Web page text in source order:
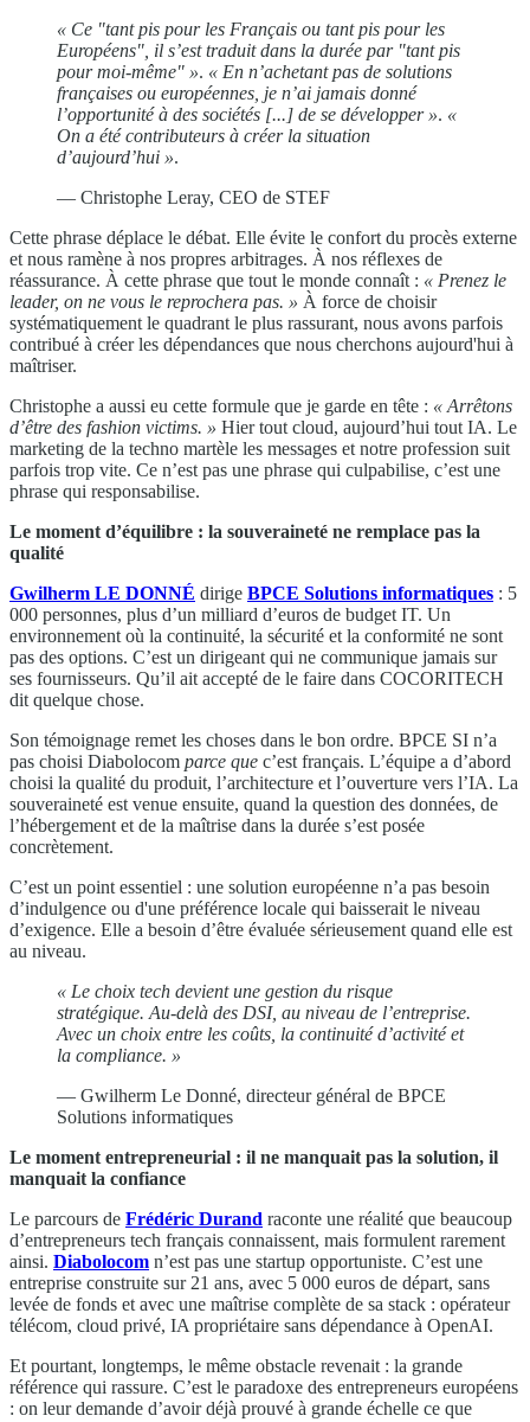
« Ce "tant pis pour les Français ou tant pis pour les
Européens", il s’est traduit dans la durée par "tant pis
pour moi-même" ». « En n’achetant pas de solutions
françaises ou européennes, je n’ai jamais donné
l’opportunité à des sociétés [...] de se développer ». «
On a été contributeurs à créer la situation
d’aujourd’hui ».
— Christophe Leray, CEO de STEF
Cette phrase déplace le débat. Elle évite le confort du procès externe
et nous ramène à nos propres arbitrages. À nos réflexes de
réassurance. À cette phrase que tout le monde connaît : « Prenez le
leader, on ne vous le reprochera pas. » À force de choisir
systématiquement le quadrant le plus rassurant, nous avons parfois
contribué à créer les dépendances que nous cherchons aujourd'hui à
maîtriser.
Christophe a aussi eu cette formule que je garde en tête : « Arrêtons
d’être des fashion victims. » Hier tout cloud, aujourd’hui tout IA. Le
marketing de la techno martèle les messages et notre profession suit
parfois trop vite. Ce n’est pas une phrase qui culpabilise, c’est une
phrase qui responsabilise.
Le moment d’équilibre : la souveraineté ne remplace pas la
qualité
Gwilherm LE DONNÉ dirige BPCE Solutions informatiques : 5
000 personnes, plus d’un milliard d’euros de budget IT. Un
environnement où la continuité, la sécurité et la conformité ne sont
pas des options. C’est un dirigeant qui ne communique jamais sur
ses fournisseurs. Qu’il ait accepté de le faire dans COCORITECH
dit quelque chose.
Son témoignage remet les choses dans le bon ordre. BPCE SI n’a
pas choisi Diabolocom parce que c’est français. L’équipe a d’abord
choisi la qualité du produit, l’architecture et l’ouverture vers l’IA. La
souveraineté est venue ensuite, quand la question des données, de
l’hébergement et de la maîtrise dans la durée s’est posée
concrètement.
C’est un point essentiel : une solution européenne n’a pas besoin
d’indulgence ou d'une préférence locale qui baisserait le niveau
d’exigence. Elle a besoin d’être évaluée sérieusement quand elle est
au niveau.
« Le choix tech devient une gestion du risque
stratégique. Au-delà des DSI, au niveau de l’entreprise.
Avec un choix entre les coûts, la continuité d’activité et
la compliance. »
— Gwilherm Le Donné, directeur général de BPCE
Solutions informatiques
Le moment entrepreneurial : il ne manquait pas la solution, il
manquait la confiance
Le parcours de Frédéric Durand raconte une réalité que beaucoup
d’entrepreneurs tech français connaissent, mais formulent rarement
ainsi. Diabolocom n’est pas une startup opportuniste. C’est une
entreprise construite sur 21 ans, avec 5 000 euros de départ, sans
levée de fonds et avec une maîtrise complète de sa stack : opérateur
télécom, cloud privé, IA propriétaire sans dépendance à OpenAI.
Et pourtant, longtemps, le même obstacle revenait : la grande
référence qui rassure. C’est le paradoxe des entrepreneurs européens
: on leur demande d’avoir déjà prouvé à grande échelle ce que